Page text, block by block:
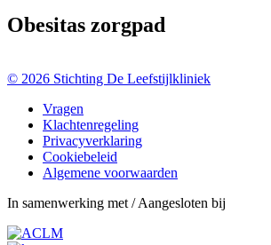
Obesitas zorgpad
© 2026 Stichting De Leefstijlkliniek
Vragen
Klachtenregeling
Privacyverklaring
Cookiebeleid
Algemene voorwaarden
In samenwerking met / Aangesloten bij